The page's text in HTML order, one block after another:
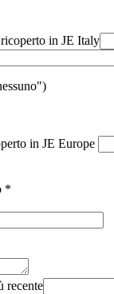
in JE Italy
in JE Europe
*
recente